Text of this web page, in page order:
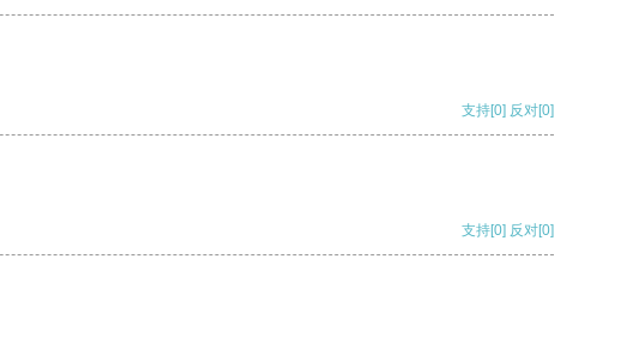
支持[0] 反对[0]
支持[0] 反对[0]